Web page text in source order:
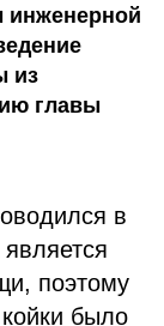
инженерной
из
главы
в
поэтому
было